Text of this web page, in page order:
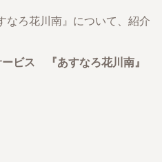
なろ花川南』について、紹介
ビス 『あすなろ花川南』